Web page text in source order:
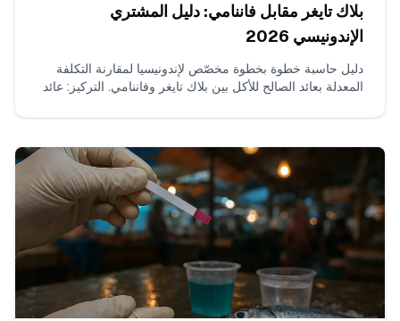
بلاك تايغر مقابل فاننامي: دليل المشتري
الإندونيسي 2026
دليل حاسبة خطوة بخطوة مخصّص لإندونيسيا لمقارنة التكلفة
المعدلة بعائد الصالح للأكل بين بلاك تايغر وفاننامي. التركيز: عائد